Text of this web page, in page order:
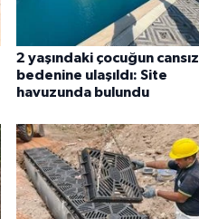
2 yaşındaki çocuğun cansız
bedenine ulaşıldı: Site
havuzunda bulundu